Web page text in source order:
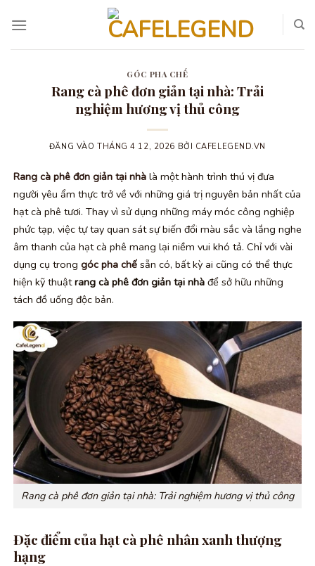
qua
GÓC PHA CHẾ
Rang cà phê đơn giản tại nhà: Trải
nghiệm hương vị thủ công
ĐĂNG VÀO THÁNG 4 12, 2026 BỞI CAFELEGEND.VN
Rang cà phê đơn giản tại nhà là một hành trình thú vị đưa
người yêu ẩm thực trở về với những giá trị nguyên bản nhất của
hạt cà phê tươi. Thay vì sử dụng những máy móc công nghiệp
phức tạp, việc tự tay quan sát sự biến đổi màu sắc và lắng nghe
âm thanh của hạt cà phê mang lại niềm vui khó tả. Chỉ với vài
dụng cụ trong góc pha chế sẵn có, bất kỳ ai cũng có thể thực
hiện kỹ thuậtrang cà phê đơn giản tại nhà để sở hữu những
tách đồ uống độc bản.
Rang cà phê đơn giản tại nhà: Trải nghiệm hương vị thủ công
Đặc điểm của hạt cà phê nhân xanh thượng
hạng